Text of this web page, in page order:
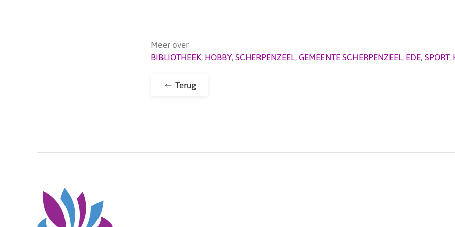
Meer over
BIBLIOTHEEK, HOBBY, SCHERPENZEEL, GEMEENTE SCHERPENZEEL, EDE, SPORT,
Terug